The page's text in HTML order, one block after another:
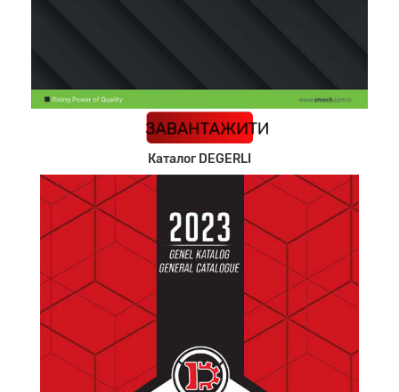
ЗАВАНТАЖИТИ
КАТАЛОГ
Каталог DEGERLI